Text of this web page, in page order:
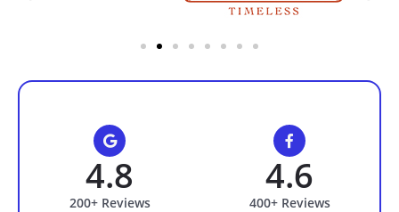
4.8
200+ Reviews
4.6
400+ Reviews